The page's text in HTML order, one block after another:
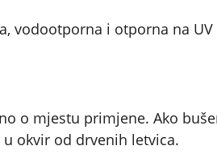
vodootporna i otporna na UV
o mjestu primjene. Ako
okvir od drvenih letvica.